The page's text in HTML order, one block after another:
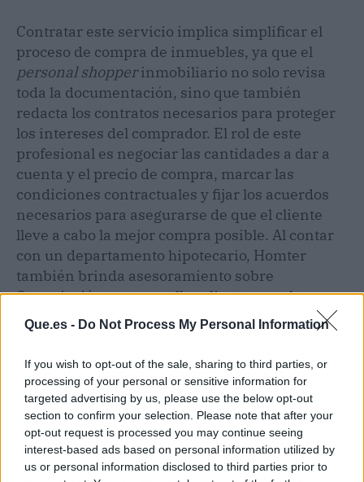
Que.es - Do Not Process My Personal Information
If you wish to opt-out of the sale, sharing to third parties, or
processing of your personal or sensitive information for
targeted advertising by us, please use the below opt-out
section to confirm your selection. Please note that after your
opt-out request is processed you may continue seeing
interest-based ads based on personal information utilized by
us or personal information disclosed to third parties prior to
Contratar este servicio implica simplificar el
proceso de compra de inmuebles, ya que el
personal shopperinmobiliario no solo revisa
toda la documentación, sino que también
redacta los contratos necesarios para proteger
los intereses del comprador. El rol de este
profesional es negociar las cantidades a dar a
cuenta y el precio de compra, marcar las
condiciones contractuales y fijar los acuerdos
necesarios para asegurarse de que el cliente
lleve a cabo la mejor compra posible. Al contar
con un departamento hipotecario, Homter
también brinda asesoramiento sobre
financiación para aquellos clientes que lo
requieran.
Gracias a su especialización en el mercado
inmobiliario y a la gran variedad de servicios
que ofrecen a sus clientes, el servicio de
personal shopperinmobiliario de Homter es
una excelente opción para dejar la compra de
un inmueble en las manos de profesionales y